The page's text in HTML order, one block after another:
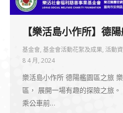
【樂活島小作所】德
基金會, 基金會活動花絮及成果, 活動
8 4 月, 2024
樂活島小作所 德陽艦園區之旅
區， 展開一場有趣的探險之旅
乘公車前…